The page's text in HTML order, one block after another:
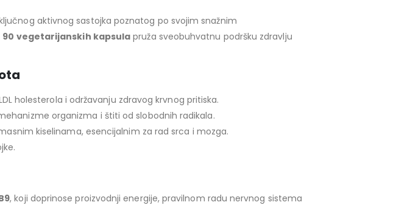
aktivnog sastojka poznatog po svojim snažnim
90 vegetarijanskih kapsula pruža sveobuhvatnu podršku zdravlju
holesterola i održavanju zdravog krvnog pritiska.
organizma i štiti od slobodnih radikala.
kiselinama, esencijalnim za rad srca i mozga.
, koji doprinose proizvodnji energije, pravilnom radu nervnog sistema